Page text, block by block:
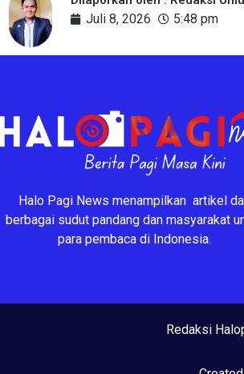
Juli 8, 2026 5:48 pm
Halo Pagi News menampilkan artikel
berbagai sudut pandang dan masyarakat
para pembaca di Indonesia.
Redaksi